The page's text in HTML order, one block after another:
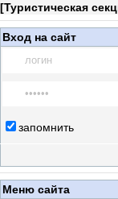
[Туристическая
Вход на сайт
запомнить
Меню сайта